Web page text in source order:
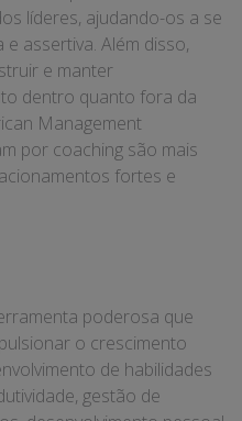
líderes, ajudando-os a se
assertiva. Além disso,
e manter
dentro quanto fora da
Management
por coaching são mais
fortes e
poderosa que
o crescimento
de habilidades
gestão de